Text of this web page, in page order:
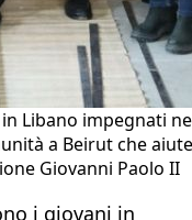
Libano impegnati
a Beirut che
Giovanni Paolo II
i giovani in